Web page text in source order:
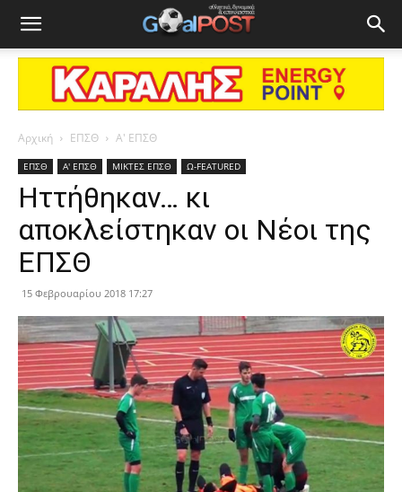
Αρχική ΕΠΣΘ Α' ΕΠΣΘ
ΕΠΣΘ Α' ΕΠΣΘ ΜΙΚΤΕΣ ΕΠΣΘ Ω-FEATURED
Ηττήθηκαν… κι
αποκλείστηκαν οι Νέοι της
ΕΠΣΘ
15 Φεβρουαρίου 2018 17:27